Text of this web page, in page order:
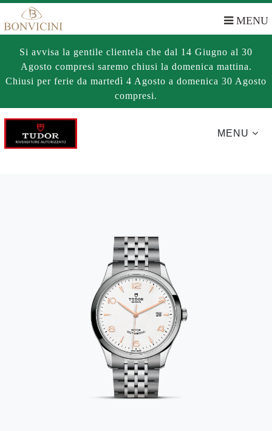
MENU
Si avvisa la gentile clientela che dal 14 Giugno al 30
Agosto compresi saremo chiusi la domenica mattina.
Chiusi per ferie da martedì 4 Agosto a domenica 30 Agosto
compresi.
MENU